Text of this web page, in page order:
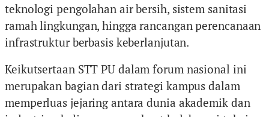
teknologi pengolahan air bersih, sistem sanitasi
ramah lingkungan, hingga rancangan perencanaan
infrastruktur berbasis keberlanjutan.
Keikutsertaan STT PU dalam forum nasional ini
merupakan bagian dari strategi kampus dalam
memperluas jejaring antara dunia akademik dan